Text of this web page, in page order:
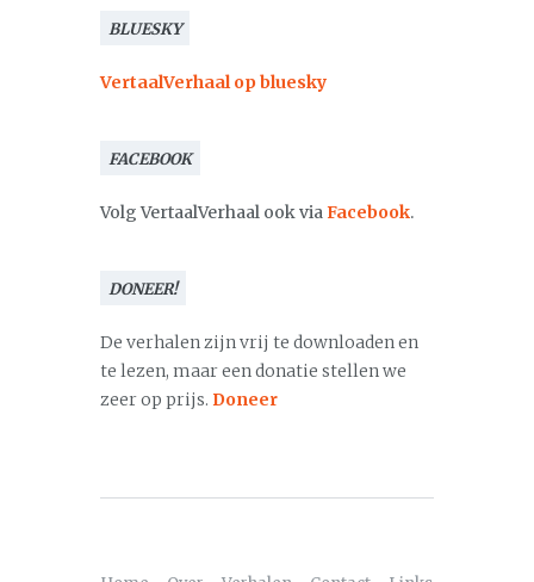
BLUESKY
VertaalVerhaal op bluesky
FACEBOOK
Volg VertaalVerhaal ook viaFacebook.
DONEER!
De verhalen zijn vrij te downloaden en
te lezen, maar een donatie stellen we
zeer op prijs. Doneer